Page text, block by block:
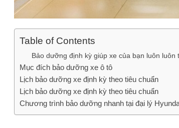
Table of Contents
Bảo dưỡng định kỳ giúp xe của bạn luôn
Mục đích bảo dưỡng xe ô tô
Lịch bảo dưỡng xe định kỳ theo tiêu chuẩn
Lịch bảo dưỡng xe định kỳ theo tiêu chuẩn
Chương trình bảo dưỡng nhanh tại đại lý